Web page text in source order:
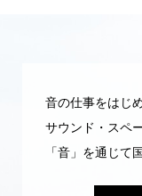
音の仕事をはじ
サウンド・スペ
「音」を通じて